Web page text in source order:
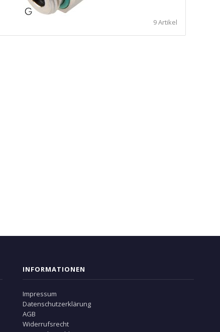
9 Artikel
INFORMATIONEN
Impressum
Datenschutzerklärung
AGB
Widerrufsrecht